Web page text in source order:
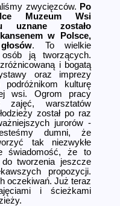
zwycięzców. Po
Muzeum Wsi
uznane zostało
w Polsce,
. To wielkie
ją tworzących.
i bogatą
oraz imprezy
podróżnikom kulturę
wsi. Ogrom pracy
zajęć, warsztatów
został po raz
jurorów -
dumni, że
tak niezwykłe
świadomość, że to
tworzenia jeszcze
propozycji.
oczekiwań. Już teraz
i ścieżkami